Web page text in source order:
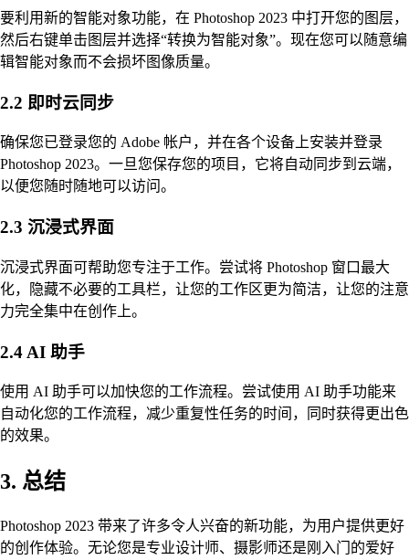
要利用新的智能对象功能，在 Photoshop 2023 中打开您的图层，
然后右键单击图层并选择“转换为智能对象”。现在您可以随意编
辑智能对象而不会损坏图像质量。
2.2 即时云同步
确保您已登录您的 Adobe 帐户，并在各个设备上安装并登录
Photoshop 2023。一旦您保存您的项目，它将自动同步到云端，
以便您随时随地可以访问。
2.3 沉浸式界面
沉浸式界面可帮助您专注于工作。尝试将 Photoshop 窗口最大
化，隐藏不必要的工具栏，让您的工作区更为简洁，让您的注意
力完全集中在创作上。
2.4 AI 助手
使用 AI 助手可以加快您的工作流程。尝试使用 AI 助手功能来
自动化您的工作流程，减少重复性任务的时间，同时获得更出色
的效果。
3. 总结
Photoshop 2023 带来了许多令人兴奋的新功能，为用户提供更好
的创作体验。无论您是专业设计师、摄影师还是刚入门的爱好